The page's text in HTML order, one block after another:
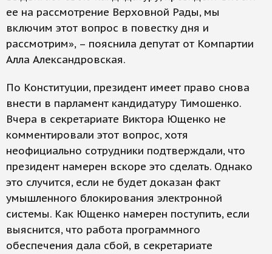
ее на рассмотрение Верховной Рады, мы
включим этот вопрос в повестку дня и
рассмотрим», – пояснила депутат от Компартии
Алла Александровская.
По Конституции, президент имеет право снова
внести в парламент кандидатуру Тимошенко.
Вчера в секретариате Виктора Ющенко не
комментировали этот вопрос, хотя
неофициально сотрудники подтверждали, что
президент намерен вскоре это сделать. Однако
это случится, если не будет доказан факт
умышленного блокирования электронной
системы. Как Ющенко намерен поступить, если
выяснится, что работа программного
обеспечения дала сбой, в секретариате